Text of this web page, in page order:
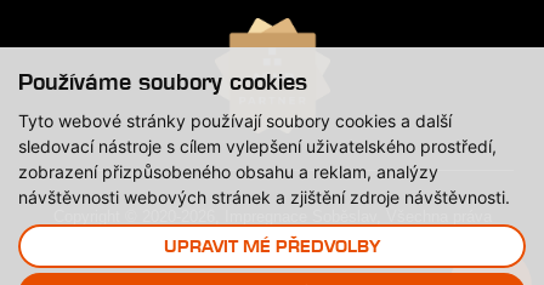
Používáme soubory cookies
Tyto webové stránky používají soubory cookies a další
sledovací nástroje s cílem vylepšení uživatelského prostředí,
zobrazení přizpůsobeného obsahu a reklam, analýzy
návštěvnosti webových stránek a zjištění zdroje návštěvnosti.
UPRAVIT MÉ PŘEDVOLBY
vyhrazena.